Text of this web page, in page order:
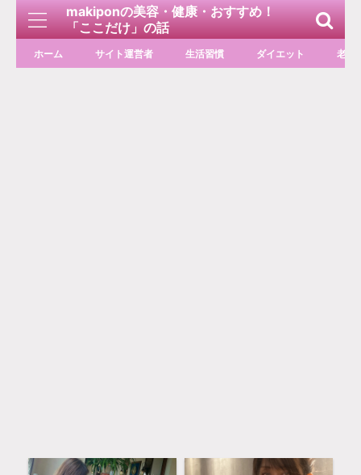
makiponの美容・健康・おすすめ！
「ここだけ」の話
ホーム サイト運営者 生活習慣 ダイエット 老化